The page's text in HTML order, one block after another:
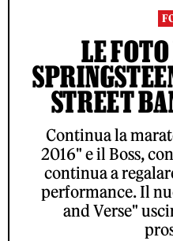
LE
STREET
Continua la
2016" e il Boss,
continua a
performance. Il
and Verse"